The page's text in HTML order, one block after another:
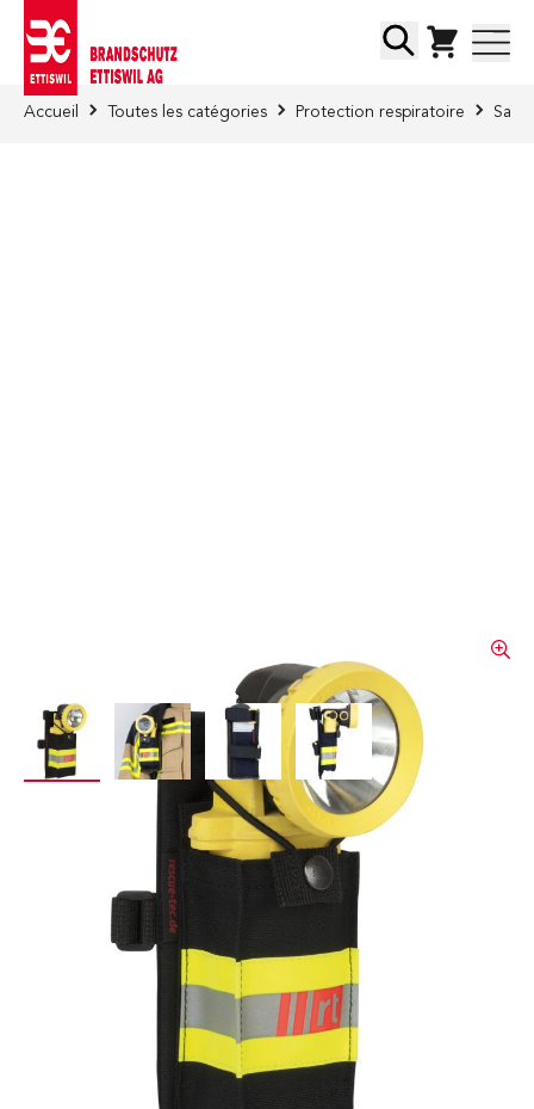
Chercher
Accueil Toutes les catégories Protection respiratoire
View larger imageView larger imageView larger imageView larger image
rescue-tec Etui lampe pour
bandoulière
Fixation, protection et orientation
optimales des lampes à tête articulée sur la
bandoulière.